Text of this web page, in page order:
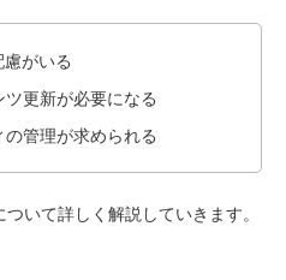
がいる
更新が必要になる
管理が求められる
いて詳しく解説していきます。